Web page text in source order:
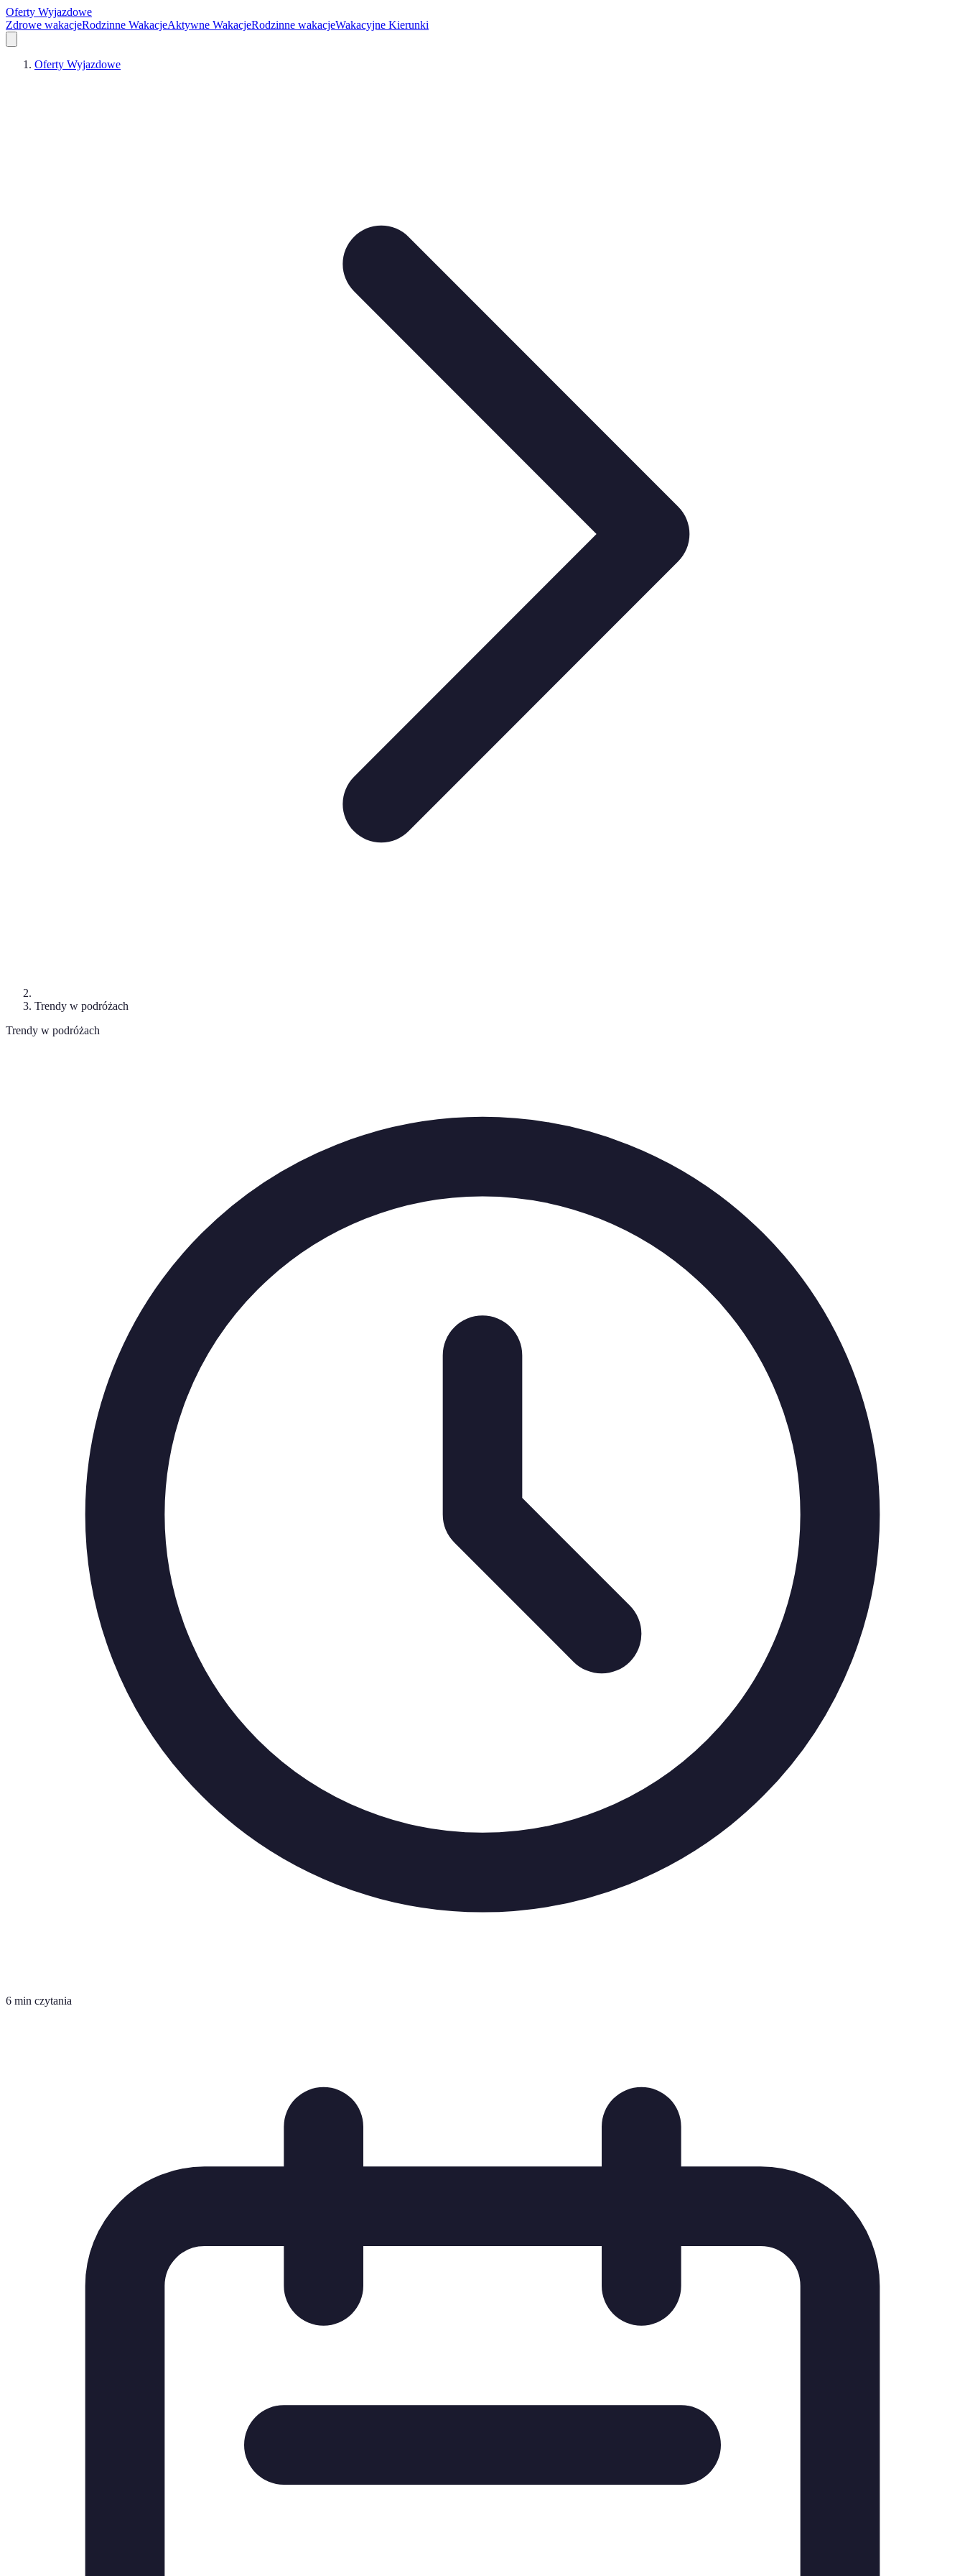
Oferty Wyjazdowe
Zdrowe wakacjeRodzinne WakacjeAktywne WakacjeRodzinne wakacjeWakacyjne Kierunki
Oferty Wyjazdowe
Trendy w podróżach
Trendy w podróżach
6 min czytania